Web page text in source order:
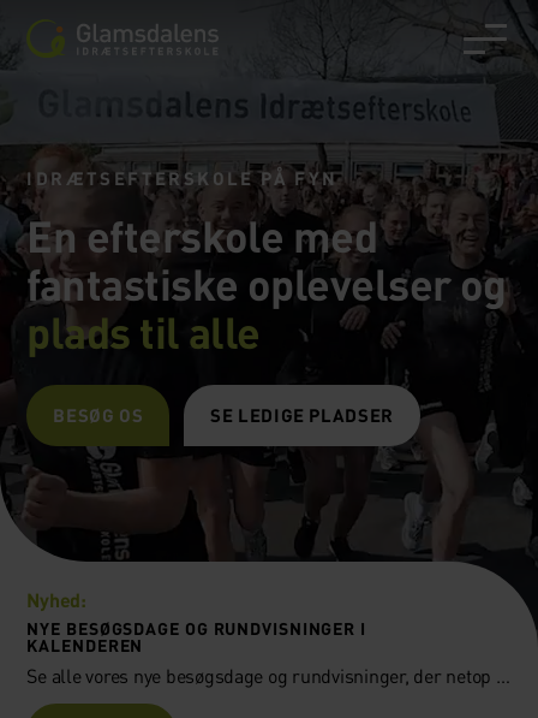
IDRÆTSEFTERSKOLE PÅ FYN
En efterskole med
fantastiske oplevelser og
plads til alle
BESØG OS SE LEDIGE PLADSER
Nyhed:
NYE BESØGSDAGE OG RUNDVISNINGER I
KALENDEREN
Se alle vores nye besøgsdage og rundvisninger, der netop er blevet tilført vores kalender af åbent hus-arrangementer.